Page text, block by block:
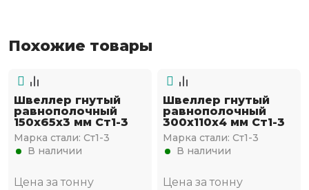
Похожие товары
Швеллер гнутый
равнополочный
150х65х3 мм Ст1-3
Марка стали: Ст1-3
В наличии
Цена за тонну
Швеллер гнутый
равнополочный
300х110х4 мм Ст1-3
Марка стали: Ст1-3
В наличии
Цена за тонну